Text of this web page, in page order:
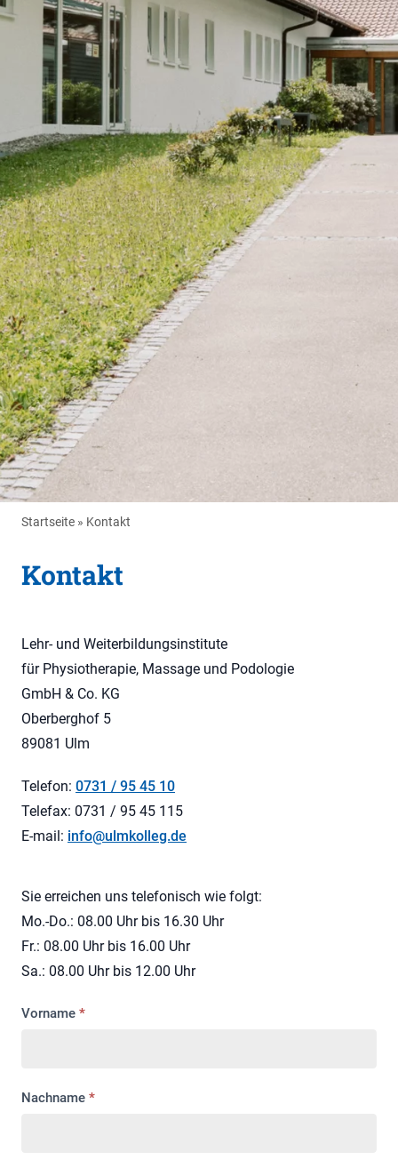
Startseite » Kontakt
Kontakt
Lehr- und Weiterbildungsinstitute
für Physiotherapie, Massage und Podologie
GmbH & Co. KG
Oberberghof 5
89081 Ulm
Telefon: 0731 / 95 45 10
Telefax: 0731 / 95 45 115
E-mail: info@ulmkolleg.de
Sie erreichen uns telefonisch wie folgt:
Mo.-Do.: 08.00 Uhr bis 16.30 Uhr
Fr.: 08.00 Uhr bis 16.00 Uhr
Sa.: 08.00 Uhr bis 12.00 Uhr
Kontakt
Vorname *
Nachname *